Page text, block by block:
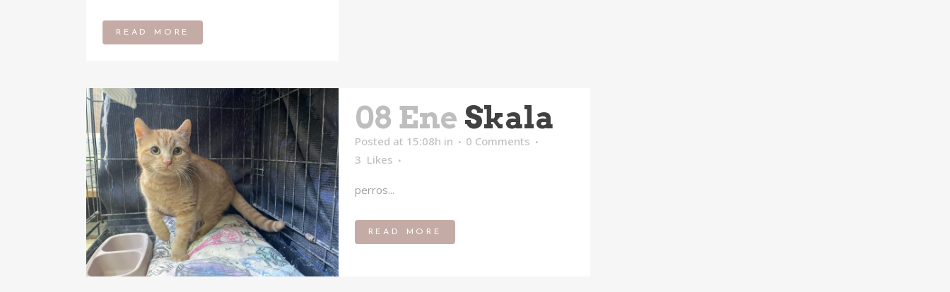
READ MORE
08 Ene Skala
Posted at 15:08h in
0 Comments
3 Likes
perros...
READ MORE